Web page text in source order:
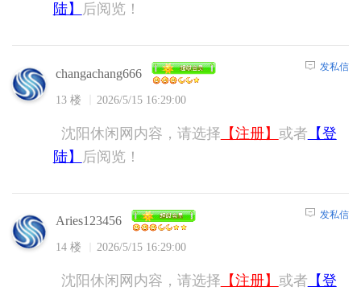
陆】
后阅览！
changachang666
13 楼 2026/5/15 16:29:00
发私信
沈阳休闲网内容，请选择 【注册】 或者 【登
陆】
后阅览！
Aries123456
14 楼 2026/5/15 16:29:00
发私信
沈阳休闲网内容，请选择 【注册】 或者 【登